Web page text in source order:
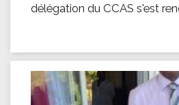
délégation du CCAS s'est